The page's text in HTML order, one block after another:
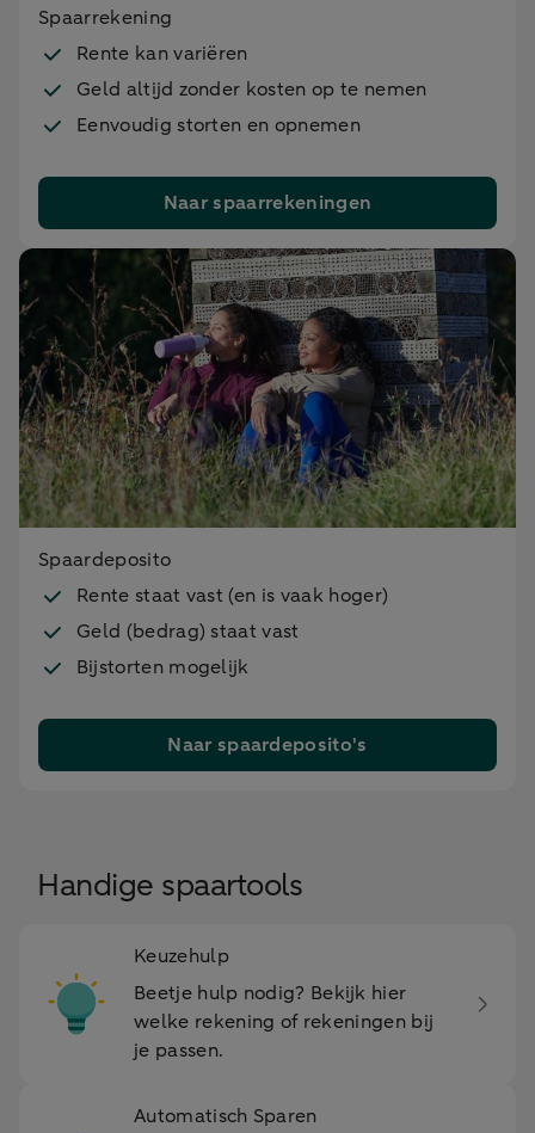
Spaarrekening
Rente kan variëren
Geld altijd zonder kosten op te nemen
Eenvoudig storten en opnemen
Naar spaarrekeningen
Spaardeposito
Rente staat vast (en is vaak hoger)
Geld (bedrag) staat vast
Bijstorten mogelijk
Naar spaardeposito's
Handige spaartools
Keuzehulp
Beetje hulp nodig? Bekijk hier
welke rekening of rekeningen bij
je passen.
Automatisch Sparen